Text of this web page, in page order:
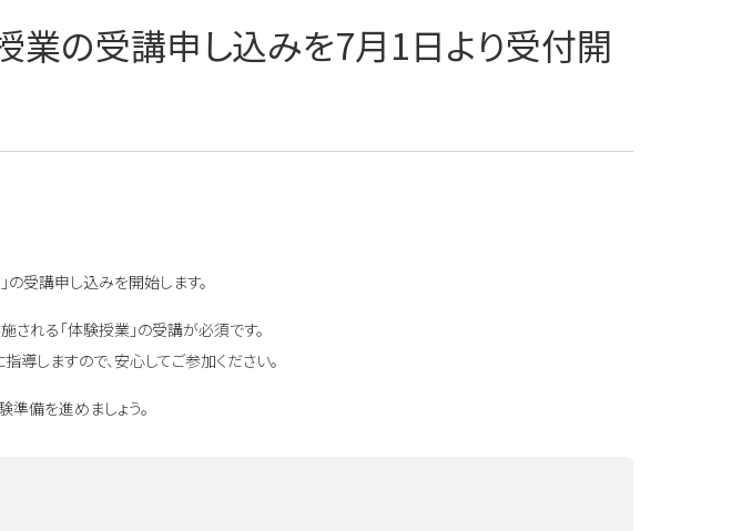
業の受講申し込みを7月1日より受付開
の受講申し込みを開始します。
れる「体験授業」の受講が必須です。
しますので、安心してご参加ください。
備を進めましょう。